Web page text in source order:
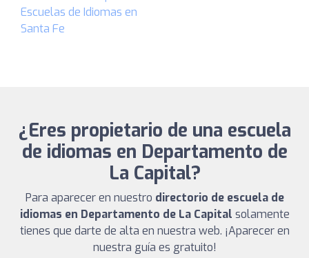
Escuelas de Idiomas en
Santa Fe
¿Eres propietario de una escuela
de idiomas en Departamento de
La Capital?
Para aparecer en nuestro directorio de escuela de
idiomas en Departamento de La Capital solamente
tienes que darte de alta en nuestra web. ¡Aparecer en
nuestra guía es gratuito!